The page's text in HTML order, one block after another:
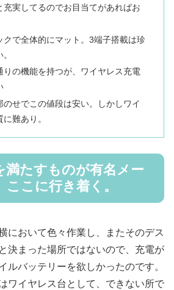
充実してるのでお目当てがあればお
クで全体的にマット。3端子搭載は珍
りの機能を持つが、ワイヤレス充電
のせでこの値段は安い。しかしワイ
難あり。
満たすものが有名メー
こに行き着く。
において色々作業し、またそのデス
決まった場所ではないので、充電が
ルバッテリーを欲しかったのです。
ワイヤレス台として、できない所で